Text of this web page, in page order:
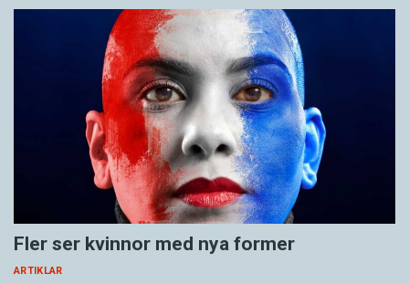
Fler ser kvinnor med nya former
ARTIKLAR